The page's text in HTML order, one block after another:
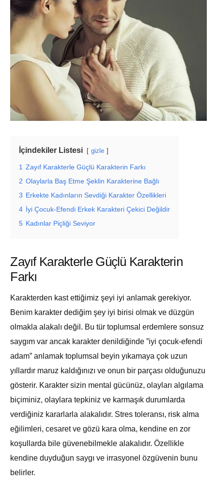
İçindekiler Listesi gizle
1 Zayıf Karakterle Güçlü Karakterin Farkı
2 Olaylarla Baş Etme Şeklin Karakterine Bağlı
3 Erkekte Kadınların Sevdiği Karakter Özellikleri
4 İyi Çocuk-Efendi Erkek Karakteri Çekici Değildir
5 Kadınlar Piçliği Seviyor
Zayıf Karakterle Güçlü Karakterin
Farkı
Karakterden kast ettiğimiz şeyi iyi anlamak gerekiyor.
Benim karakter dediğim şey iyi birisi olmak ve düzgün
olmakla alakalı değil. Bu tür toplumsal erdemlere sonsuz
saygım var ancak karakter denildiğinde ”iyi çocuk-efendi
adam” anlamak toplumsal beyin yıkamaya çok uzun
yıllardır maruz kaldığınızı ve onun bir parçası olduğunuzu
gösterir. Karakter sizin mental gücünüz, olayları algılama
biçiminiz, olaylara tepkiniz ve karmaşık durumlarda
verdiğiniz kararlarla alakalıdır. Stres toleransı, risk alma
eğilimleri, cesaret ve gözü kara olma, kendine en zor
koşullarda bile güvenebilmekle alakalıdır. Özellikle
kendine duyduğun saygı ve irrasyonel özgüvenin bunu
belirler.